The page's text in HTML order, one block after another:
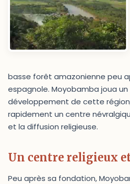
basse forêt amazonienne peu
espagnole. Moyobamba joua
développement de cette
rapidement un centre
et la diffusion religieuse.
Un centre religieux
Peu après sa fondation,